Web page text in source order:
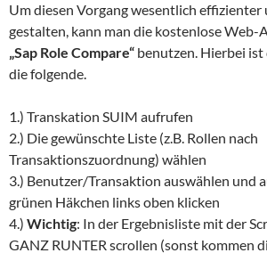
Um diesen Vorgang wesentlich effizienter
gestalten, kann man die kostenlose Web-
„Sap Role Compare“ benutzen. Hierbei
die folgende.
1.) Transkation SUIM aufrufen
2.) Die gewünschte Liste (z.B. Rollen nach
Transaktionszuordnung) wählen
3.) Benutzer/Transaktion auswählen und
grünen Häkchen links oben klicken
4.) Wichtig: In der Ergebnisliste mit der
GANZ RUNTER scrollen (sonst kommen